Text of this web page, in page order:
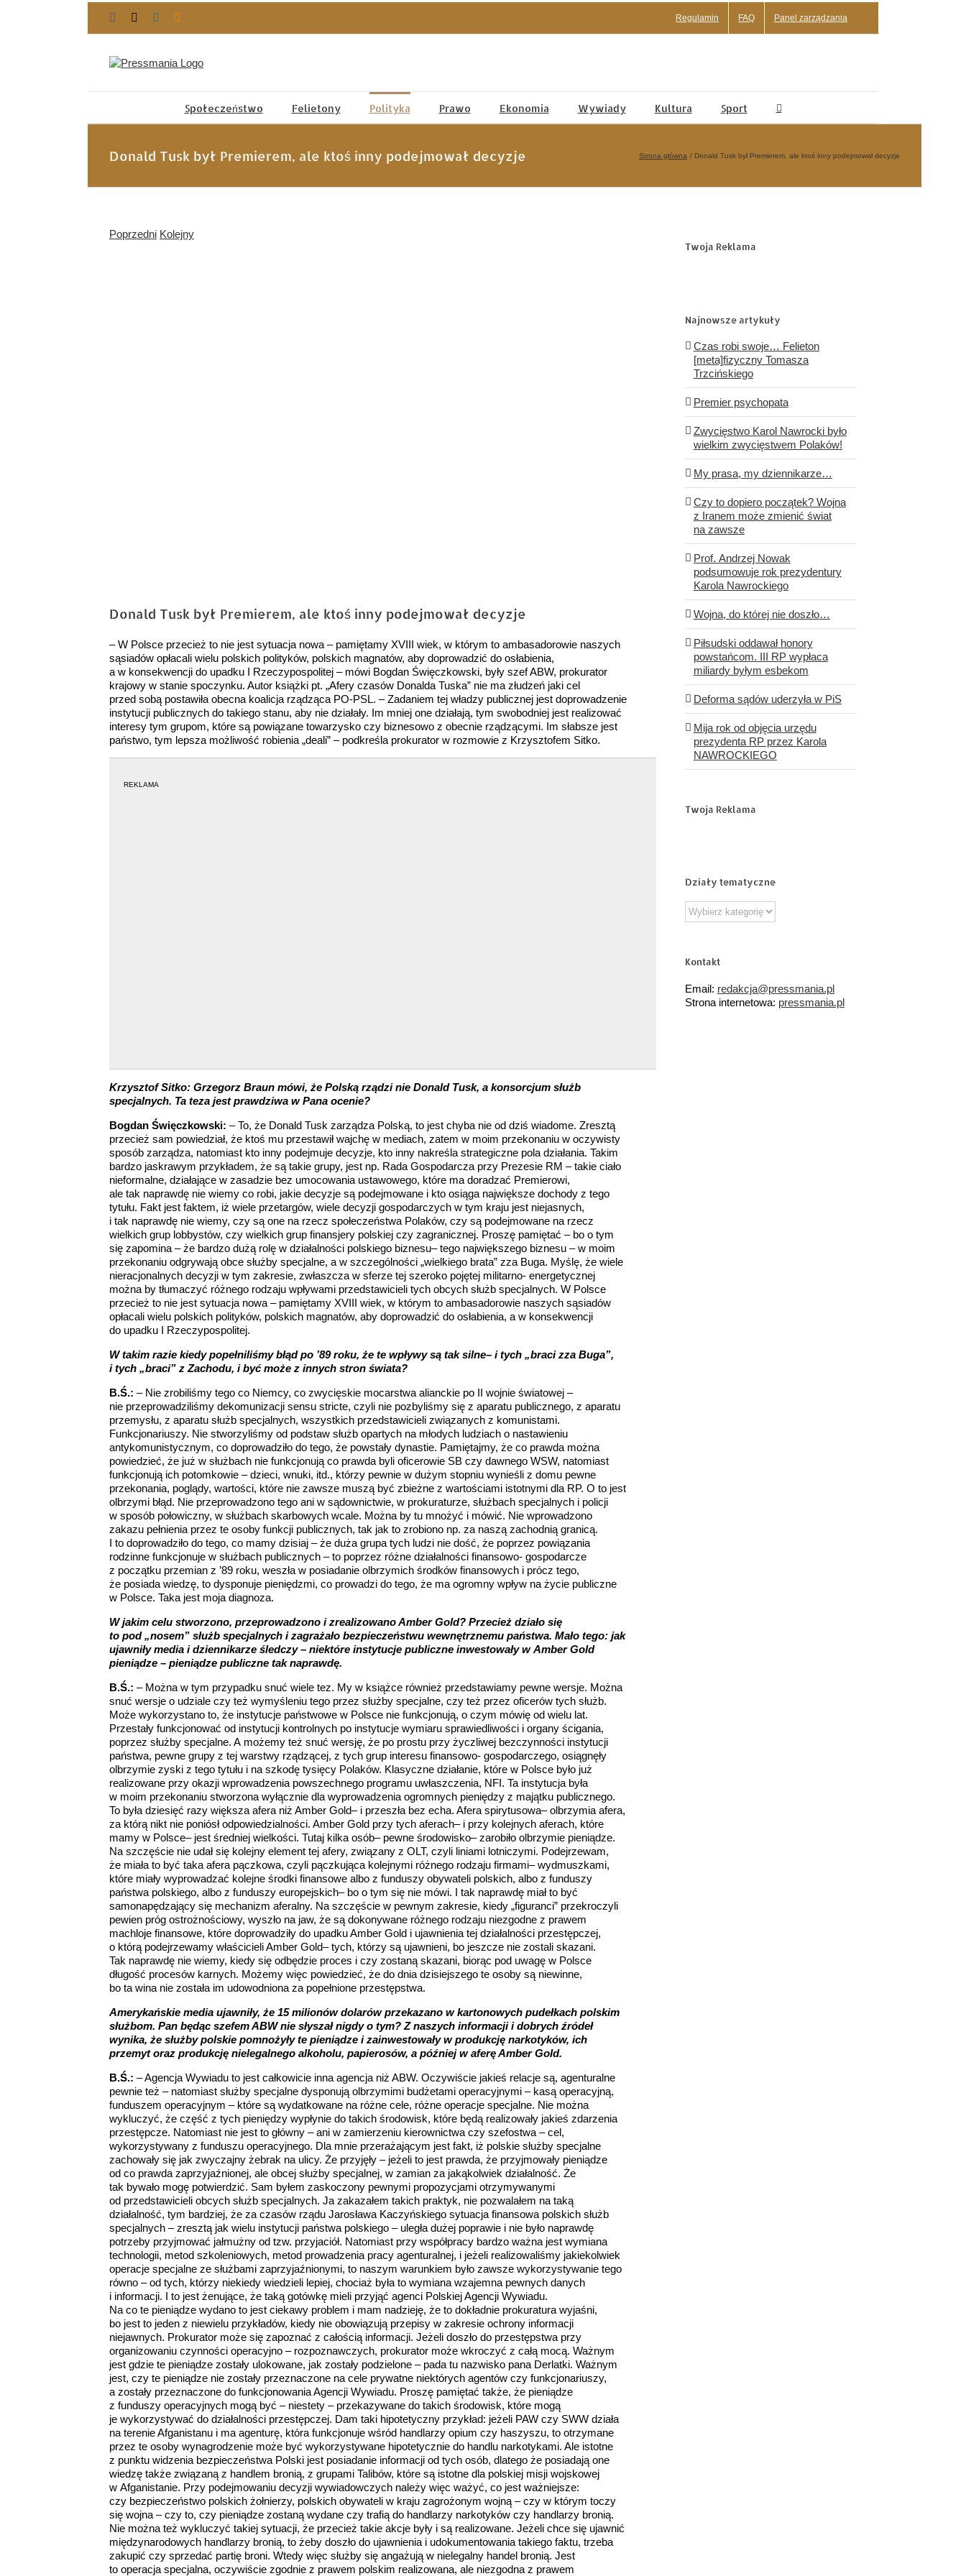
Facebook LinkedIn Regulamin FAQ Panel zarządzania
Społeczeństwo Felietony Polityka Prawo Ekonomia Wywiady Kultura Sport
Donald Tusk był Premierem, ale ktoś inny podejmował decyzje Strona główna Donald Tusk był Premierem, ale ktoś inny podejmował decyzje
Poprzedni Kolejny
Donald Tusk był Premierem, ale ktoś inny podejmował decyzje
– W Polsce przecież to nie jest sytuacja nowa – pamiętamy XVIII wiek, w którym to ambasadorowie naszych
sąsiadów opłacali wielu polskich polityków, polskich magnatów, aby doprowadzić do osłabienia,
a w konsekwencji do upadku I Rzeczypospolitej – mówi Bogdan Święczkowski, były szef ABW, prokurator
krajowy w stanie spoczynku. Autor książki pt. „Afery czasów Donalda Tuska” nie ma złudzeń jaki cel
przed sobą postawiła obecna koalicja rządząca PO-PSL. – Zadaniem tej władzy publicznej jest doprowadzenie
instytucji publicznych do takiego stanu, aby nie działały. Im mniej one działają, tym swobodniej jest realizować
interesy tym grupom, które są powiązane towarzysko czy biznesowo z obecnie rządzącymi. Im słabsze jest
państwo, tym lepsza możliwość robienia „deali” – podkreśla prokurator w rozmowie z Krzysztofem Sitko.
REKLAMA
Krzysztof Sitko: Grzegorz Braun mówi, że Polską rządzi nie Donald Tusk, a konsorcjum służb
specjalnych. Ta teza jest prawdziwa w Pana ocenie?
Bogdan Święczkowski: – To, że Donald Tusk zarządza Polską, to jest chyba nie od dziś wiadome. Zresztą
przecież sam powiedział, że ktoś mu przestawił wajchę w mediach, zatem w moim przekonaniu w oczywisty
sposób zarządza, natomiast kto inny podejmuje decyzje, kto inny nakreśla strategiczne pola działania. Takim
bardzo jaskrawym przykładem, że są takie grupy, jest np. Rada Gospodarcza przy Prezesie RM – takie ciało
nieformalne, działające w zasadzie bez umocowania ustawowego, które ma doradzać Premierowi,
ale tak naprawdę nie wiemy co robi, jakie decyzje są podejmowane i kto osiąga największe dochody z tego
tytułu. Fakt jest faktem, iż wiele przetargów, wiele decyzji gospodarczych w tym kraju jest niejasnych,
i tak naprawdę nie wiemy, czy są one na rzecz społeczeństwa Polaków, czy są podejmowane na rzecz
wielkich grup lobbystów, czy wielkich grup finansjery polskiej czy zagranicznej. Proszę pamiętać – bo o tym
się zapomina – że bardzo dużą rolę w działalności polskiego biznesu– tego największego biznesu – w moim
przekonaniu odgrywają obce służby specjalne, a w szczególności „wielkiego brata” zza Buga. Myślę, że wiele
nieracjonalnych decyzji w tym zakresie, zwłaszcza w sferze tej szeroko pojętej militarno- energetycznej
można by tłumaczyć różnego rodzaju wpływami przedstawicieli tych obcych służb specjalnych. W Polsce
przecież to nie jest sytuacja nowa – pamiętamy XVIII wiek, w którym to ambasadorowie naszych sąsiadów
opłacali wielu polskich polityków, polskich magnatów, aby doprowadzić do osłabienia, a w konsekwencji
do upadku I Rzeczypospolitej.
W takim razie kiedy popełniliśmy błąd po ’89 roku, że te wpływy są tak silne– i tych „braci zza Buga”,
i tych „braci” z Zachodu, i być może z innych stron świata?
B.Ś.: – Nie zrobiliśmy tego co Niemcy, co zwycięskie mocarstwa alianckie po II wojnie światowej –
nie przeprowadziliśmy dekomunizacji sensu stricte, czyli nie pozbyliśmy się z aparatu publicznego, z aparatu
przemysłu, z aparatu służb specjalnych, wszystkich przedstawicieli związanych z komunistami.
Funkcjonariuszy. Nie stworzyliśmy od podstaw służb opartych na młodych ludziach o nastawieniu
antykomunistycznym, co doprowadziło do tego, że powstały dynastie. Pamiętajmy, że co prawda można
powiedzieć, że już w służbach nie funkcjonują co prawda byli oficerowie SB czy dawnego WSW, natomiast
funkcjonują ich potomkowie – dzieci, wnuki, itd., którzy pewnie w dużym stopniu wynieśli z domu pewne
przekonania, poglądy, wartości, które nie zawsze muszą być zbieżne z wartościami istotnymi dla RP. O to jest
olbrzymi błąd. Nie przeprowadzono tego ani w sądownictwie, w prokuraturze, służbach specjalnych i policji
w sposób połowiczny, w służbach skarbowych wcale. Można by tu mnożyć i mówić. Nie wprowadzono
zakazu pełnienia przez te osoby funkcji publicznych, tak jak to zrobiono np. za naszą zachodnią granicą.
I to doprowadziło do tego, co mamy dzisiaj – że duża grupa tych ludzi nie dość, że poprzez powiązania
rodzinne funkcjonuje w służbach publicznych – to poprzez różne działalności finansowo- gospodarcze
z początku przemian z ’89 roku, weszła w posiadanie olbrzymich środków finansowych i prócz tego,
że posiada wiedzę, to dysponuje pieniędzmi, co prowadzi do tego, że ma ogromny wpływ na życie publiczne
w Polsce. Taka jest moja diagnoza.
W jakim celu stworzono, przeprowadzono i zrealizowano Amber Gold? Przecież działo się
to pod „nosem” służb specjalnych i zagrażało bezpieczeństwu wewnętrznemu państwa. Mało tego: jak
ujawniły media i dziennikarze śledczy – niektóre instytucje publiczne inwestowały w Amber Gold
pieniądze – pieniądze publiczne tak naprawdę.
B.Ś.: – Można w tym przypadku snuć wiele tez. My w książce również przedstawiamy pewne wersje. Można
snuć wersje o udziale czy też wymyśleniu tego przez służby specjalne, czy też przez oficerów tych służb.
Może wykorzystano to, że instytucje państwowe w Polsce nie funkcjonują, o czym mówię od wielu lat.
Przestały funkcjonować od instytucji kontrolnych po instytucje wymiaru sprawiedliwości i organy ścigania,
poprzez służby specjalne. A możemy też snuć wersję, że po prostu przy życzliwej bezczynności instytucji
państwa, pewne grupy z tej warstwy rządzącej, z tych grup interesu finansowo- gospodarczego, osiągnęły
olbrzymie zyski z tego tytułu i na szkodę tysięcy Polaków. Klasyczne działanie, które w Polsce było już
realizowane przy okazji wprowadzenia powszechnego programu uwłaszczenia, NFI. Ta instytucja była
w moim przekonaniu stworzona wyłącznie dla wyprowadzenia ogromnych pieniędzy z majątku publicznego.
To była dziesięć razy większa afera niż Amber Gold– i przeszła bez echa. Afera spirytusowa– olbrzymia afera,
za którą nikt nie poniósł odpowiedzialności. Amber Gold przy tych aferach– i przy kolejnych aferach, które
mamy w Polsce– jest średniej wielkości. Tutaj kilka osób– pewne środowisko– zarobiło olbrzymie pieniądze.
Na szczęście nie udał się kolejny element tej afery, związany z OLT, czyli liniami lotniczymi. Podejrzewam,
że miała to być taka afera pączkowa, czyli pączkująca kolejnymi różnego rodzaju firmami– wydmuszkami,
które miały wyprowadzać kolejne środki finansowe albo z funduszy obywateli polskich, albo z funduszy
państwa polskiego, albo z funduszy europejskich– bo o tym się nie mówi. I tak naprawdę miał to być
samonapędzający się mechanizm aferalny. Na szczęście w pewnym zakresie, kiedy „figuranci” przekroczyli
pewien próg ostrożnościowy, wyszło na jaw, że są dokonywane różnego rodzaju niezgodne z prawem
machloje finansowe, które doprowadziły do upadku Amber Gold i ujawnienia tej działalności przestępczej,
o którą podejrzewamy właścicieli Amber Gold– tych, którzy są ujawnieni, bo jeszcze nie zostali skazani.
Tak naprawdę nie wiemy, kiedy się odbędzie proces i czy zostaną skazani, biorąc pod uwagę w Polsce
długość procesów karnych. Możemy więc powiedzieć, że do dnia dzisiejszego te osoby są niewinne,
bo ta wina nie została im udowodniona za popełnione przestępstwa.
Amerykańskie media ujawniły, że 15 milionów dolarów przekazano w kartonowych pudełkach polskim
służbom. Pan będąc szefem ABW nie słyszał nigdy o tym? Z naszych informacji i dobrych źródeł
wynika, że służby polskie pomnożyły te pieniądze i zainwestowały w produkcję narkotyków, ich
przemyt oraz produkcję nielegalnego alkoholu, papierosów, a później w aferę Amber Gold.
B.Ś.: – Agencja Wywiadu to jest całkowicie inna agencja niż ABW. Oczywiście jakieś relacje są, agenturalne
pewnie też – natomiast służby specjalne dysponują olbrzymimi budżetami operacyjnymi – kasą operacyjną,
funduszem operacyjnym – które są wydatkowane na różne cele, różne operacje specjalne. Nie można
wykluczyć, że część z tych pieniędzy wypłynie do takich środowisk, które będą realizowały jakieś zdarzenia
przestępcze. Natomiast nie jest to główny – ani w zamierzeniu kierownictwa czy szefostwa – cel,
wykorzystywany z funduszu operacyjnego. Dla mnie przerażającym jest fakt, iż polskie służby specjalne
zachowały się jak zwyczajny żebrak na ulicy. Że przyjęły – jeżeli to jest prawda, że przyjmowały pieniądze
od co prawda zaprzyjaźnionej, ale obcej służby specjalnej, w zamian za jakąkolwiek działalność. Że
tak bywało mogę potwierdzić. Sam byłem zaskoczony pewnymi propozycjami otrzymywanymi
od przedstawicieli obcych służb specjalnych. Ja zakazałem takich praktyk, nie pozwalałem na taką
działalność, tym bardziej, że za czasów rządu Jarosława Kaczyńskiego sytuacja finansowa polskich służb
specjalnych – zresztą jak wielu instytucji państwa polskiego – uległa dużej poprawie i nie było naprawdę
potrzeby przyjmować jałmużny od tzw. przyjaciół. Natomiast przy współpracy bardzo ważna jest wymiana
technologii, metod szkoleniowych, metod prowadzenia pracy agenturalnej, i jeżeli realizowaliśmy jakiekolwiek
operacje specjalne ze służbami zaprzyjaźnionymi, to naszym warunkiem było zawsze wykorzystywanie tego
równo – od tych, którzy niekiedy wiedzieli lepiej, chociaż była to wymiana wzajemna pewnych danych
i informacji. I to jest żenujące, że taką gotówkę mieli przyjąć agenci Polskiej Agencji Wywiadu.
Na co te pieniądze wydano to jest ciekawy problem i mam nadzieję, że to dokładnie prokuratura wyjaśni,
bo jest to jeden z niewielu przykładów, kiedy nie obowiązują przepisy w zakresie ochrony informacji
niejawnych. Prokurator może się zapoznać z całością informacji. Jeżeli doszło do przestępstwa przy
organizowaniu czynności operacyjno – rozpoznawczych, prokurator może wkroczyć z całą mocą. Ważnym
jest gdzie te pieniądze zostały ulokowane, jak zostały podzielone – pada tu nazwisko pana Derlatki. Ważnym
jest, czy te pieniądze nie zostały przeznaczone na cele prywatne niektórych agentów czy funkcjonariuszy,
a zostały przeznaczone do funkcjonowania Agencji Wywiadu. Proszę pamiętać także, że pieniądze
z funduszy operacyjnych mogą być – niestety – przekazywane do takich środowisk, które mogą
je wykorzystywać do działalności przestępczej. Dam taki hipotetyczny przykład: jeżeli PAW czy SWW działa
na terenie Afganistanu i ma agenturę, która funkcjonuje wśród handlarzy opium czy haszyszu, to otrzymane
przez te osoby wynagrodzenie może być wykorzystywane hipotetycznie do handlu narkotykami. Ale istotne
z punktu widzenia bezpieczeństwa Polski jest posiadanie informacji od tych osób, dlatego że posiadają one
wiedzę także związaną z handlem bronią, z grupami Talibów, które są istotne dla polskiej misji wojskowej
w Afganistanie. Przy podejmowaniu decyzji wywiadowczych należy więc ważyć, co jest ważniejsze:
czy bezpieczeństwo polskich żołnierzy, polskich obywateli w kraju zagrożonym wojną – czy w którym toczy
się wojna – czy to, czy pieniądze zostaną wydane czy trafią do handlarzy narkotyków czy handlarzy bronią.
Nie można też wykluczyć takiej sytuacji, że przecież takie akcje były i są realizowane. Jeżeli chce się ujawnić
międzynarodowych handlarzy bronią, to żeby doszło do ujawnienia i udokumentowania takiego faktu, trzeba
zakupić czy sprzedać partię broni. Wtedy więc służby się angażują w nielegalny handel bronią. Jest
to operacja specjalna, oczywiście zgodnie z prawem polskim realizowana, ale niezgodna z prawem
Twoja Reklama
Najnowsze artykuły
Czas robi swoje… Felieton
[meta]fizyczny Tomasza
Trzcińskiego
Premier psychopata
Zwycięstwo Karol Nawrocki było
wielkim zwycięstwem Polaków!
My prasa, my dziennikarze…
Czy to dopiero początek? Wojna
z Iranem może zmienić świat
na zawsze
Prof. Andrzej Nowak
podsumowuje rok prezydentury
Karola Nawrockiego
Wojna, do której nie doszło…
Piłsudski oddawał honory
powstańcom. III RP wypłaca
miliardy byłym esbekom
Deforma sądów uderzyła w PiS
Mija rok od objęcia urzędu
prezydenta RP przez Karola
NAWROCKIEGO
Twoja Reklama
Działy tematyczne
Działy
tematyczne
Kontakt
Email: redakcja@pressmania.pl
Strona internetowa: pressmania.pl